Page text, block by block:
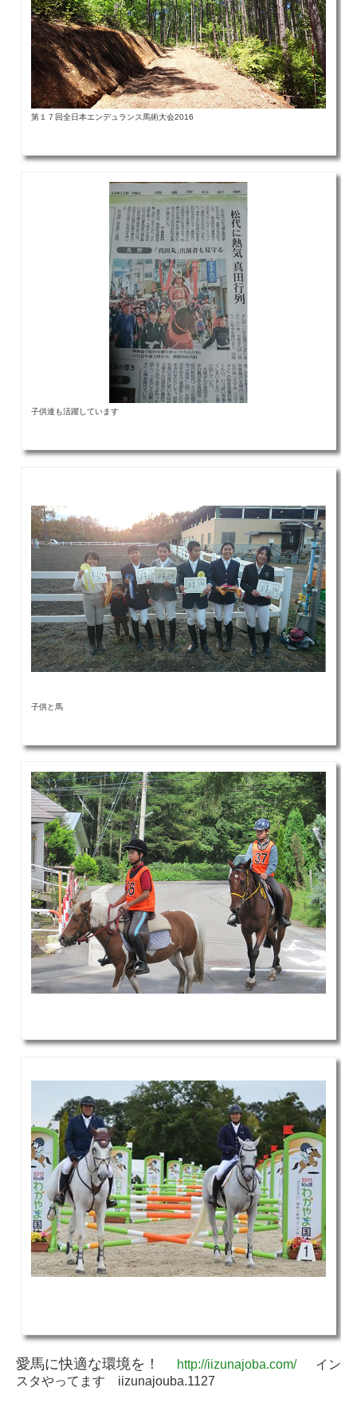
第１７回全日本エンデュランス馬術大会2016
子供達も活躍しています
子供と馬
愛馬に快適な環境を！ http://iizunajoba.com/イン
スタやってます iizunajouba.1127